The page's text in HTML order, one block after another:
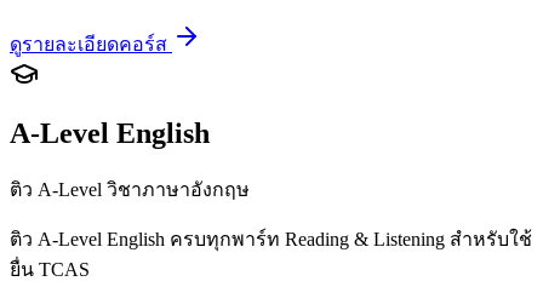
ดูรายละเอียดคอร์ส
A-Level English
ติว A-Level วิชาภาษาอังกฤษ
ติว A-Level English ครบทุกพาร์ท Reading & Listening สำหรับใช้
ยื่น TCAS